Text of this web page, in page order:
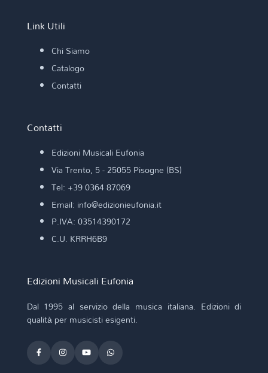
Link Utili
Chi Siamo
Catalogo
Contatti
Contatti
Edizioni Musicali Eufonia
Via Trento, 5 - 25055 Pisogne (BS)
Tel: +39 0364 87069
Email: info@edizionieufonia.it
P.IVA: 03514390172
C.U. KRRH6B9
Edizioni Musicali Eufonia
Dal 1995 al servizio della musica italiana. Edizioni di
qualità per musicisti esigenti.